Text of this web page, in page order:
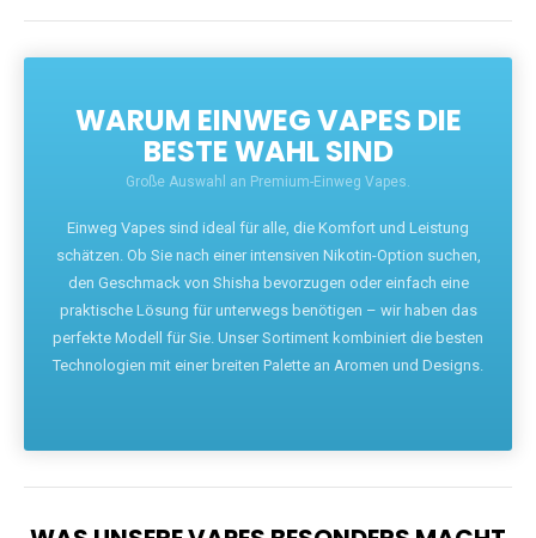
WARUM EINWEG VAPES DIE
BESTE WAHL SIND
Große Auswahl an Premium-Einweg Vapes.
Einweg Vapes sind ideal für alle, die Komfort und Leistung
schätzen. Ob Sie nach einer intensiven Nikotin-Option suchen,
den Geschmack von Shisha bevorzugen oder einfach eine
praktische Lösung für unterwegs benötigen – wir haben das
perfekte Modell für Sie. Unser Sortiment kombiniert die besten
Technologien mit einer breiten Palette an Aromen und Designs.